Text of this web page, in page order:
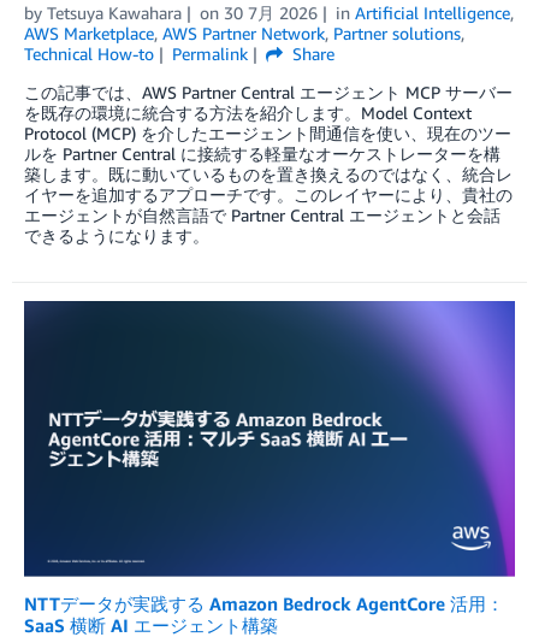
by Tetsuya Kawahara on 30 7月 2026 in Artificial Intelligence,
AWS Marketplace, AWS Partner Network, Partner solutions,
Technical How-to
Permalink
Share
この記事では、AWS Partner Central エージェント MCP サーバー
を既存の環境に統合する方法を紹介します。Model Context
Protocol (MCP) を介したエージェント間通信を使い、現在のツー
ルを Partner Central に接続する軽量なオーケストレーターを構
築します。既に動いているものを置き換えるのではなく、統合レ
イヤーを追加するアプローチです。このレイヤーにより、貴社の
エージェントが自然言語で Partner Central エージェントと会話
できるようになります。
NTTデータが実践する Amazon Bedrock AgentCore 活用：
SaaS 横断 AI エージェント構築